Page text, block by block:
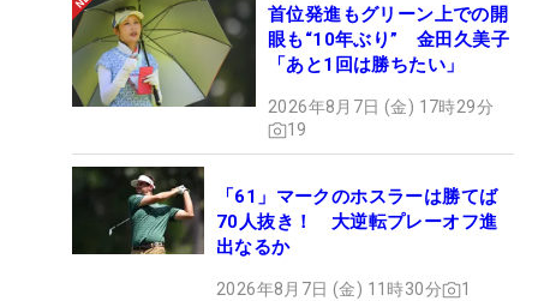
首位発進もグリーン上での開
眼も“10年ぶり” 金田久美子
「あと1回は勝ちたい」
2026年8月7日 (金) 17時29分
19
「61」マークのホスラーは勝てば
70人抜き！ 大逆転プレーオフ進
出なるか
2026年8月7日 (金) 11時30分 1